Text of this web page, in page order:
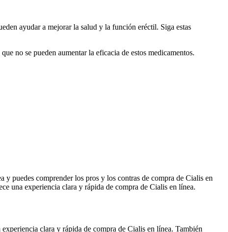
ayudar a mejorar la salud y la función eréctil. Siga estas
no se pueden aumentar la eficacia de estos medicamentos.
y puedes comprender los pros y los contras de compra de Cialis en
una experiencia clara y rápida de compra de Cialis en línea.
clara y rápida de compra de Cialis en línea. También